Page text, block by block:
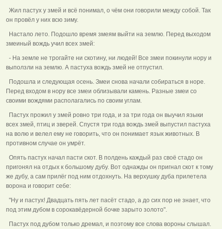
Жил пастух у змей и всё понимал, о чём они говорили между собой. Так
он провёл у них всю зиму.
Настало лето. Подошло время змеям выйти на землю. Перед выходом
змеиный вождь учил всех змей:
- На земле не трогайте ни скотину, ни людей! Все змеи покинули нору и
выползли на землю. А пастуха вождь змей не отпустил.
Подошла и следующая осень. Змеи снова начали собираться в норе.
Перед входом в нору все змеи облизывали камень. Разные змеи со
своими вождями располагались по своим углам.
Пастух прожил у змей ровно три года, и за три года он выучил языки
всех змей, птиц и зверей. Спустя три года вождь змей выпустил пастуха
на волю и велел ему не говорить, что он понимает язык животных. В
противном случае он умрёт.
Опять пастух начал пасти скот. В полдень каждый раз своё стадо он
пригонял на отдых к большому дубу. Вот однажды он пригнал скот к тому
же дубу, а сам прилёг под ним отдохнуть. На верхушку дуба прилетела
ворона и говорит себе:
"Ну и пастух! Двадцать пять лет пасёт стадо, а до сих пор не знает, что
под этим дубом в сорокавёдерной бочке зарыто золото".
Пастух под дубом только дремал, и поэтому все слова вороны слышал.